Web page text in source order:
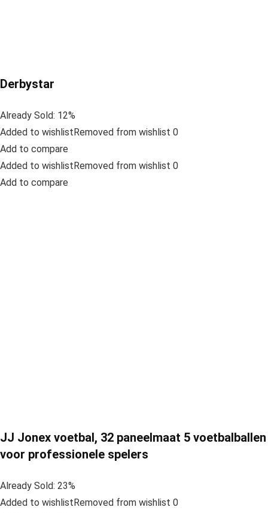
Derbystar
Already Sold: 12%
Added to wishlistRemoved from wishlist 0
Add to compare
Added to wishlistRemoved from wishlist 0
Add to compare
JJ Jonex voetbal, 32 paneelmaat 5 voetbalballen
voor professionele spelers
Already Sold: 23%
Added to wishlistRemoved from wishlist 0